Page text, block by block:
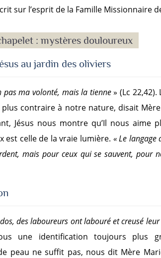
sur l’esprit de la Famille Missionnaire
: mystères douloureux
au jardin des oliviers
pas ma volonté, mais la tienne» (Lc
plus contraire à notre nature, disait
Jésus nous montre qu’Il nous aime
est celle de la vraie lumière. «Le langage
mais pour ceux qui se sauvent, pour
des laboureurs ont labouré et creusé
une identification toujours plus
peau ne suffit pas, nous dit Mère